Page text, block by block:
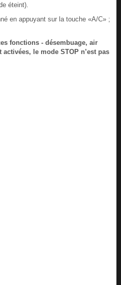
éteint).
en appuyant sur la touche «A/C» ;
fonctions - désembuage, air
le mode STOP n’est pas